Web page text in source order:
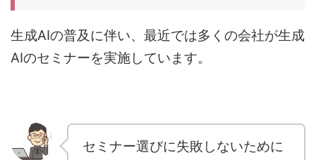
生成AIの普及に伴い、最近では多くの会社が生成
AIのセミナーを実施しています。
セミナー選びに失敗しないために